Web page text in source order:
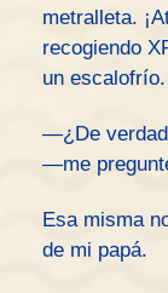
metralleta.
recogiendo
un escalofrío.
—¿De verdad
—me
Esa misma
de mi papá.